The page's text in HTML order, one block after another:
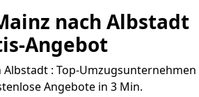
nach Albstadt
Angebot
: Top-Umzugsunternehmen
Angebote in 3 Min.